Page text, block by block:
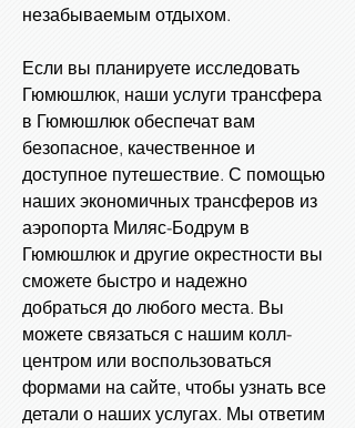
незабываемым отдыхом.
Если вы планируете исследовать
Гюмюшлюк, наши услуги трансфера
в Гюмюшлюк обеспечат вам
безопасное, качественное и
доступное путешествие. С помощью
наших экономичных трансферов из
аэропорта Миляс-Бодрум в
Гюмюшлюк и другие окрестности вы
сможете быстро и надежно
добраться до любого места. Вы
можете связаться с нашим колл-
центром или воспользоваться
формами на сайте, чтобы узнать все
детали о наших услугах. Мы ответим